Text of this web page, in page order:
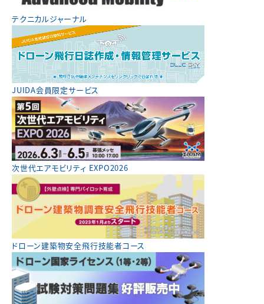
テクニカルジャーナル
JUIDA会員限定サービス
次世代エアモビリティ EXPO2026
ドローン建築物安全飛行技能者コース